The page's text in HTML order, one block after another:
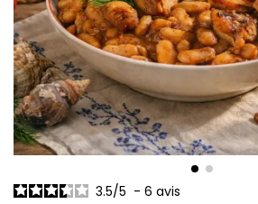
3.5/5 - 6 avis